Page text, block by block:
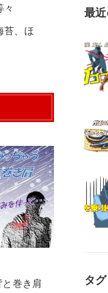
苔、ほ
巻き肩
最
タグ